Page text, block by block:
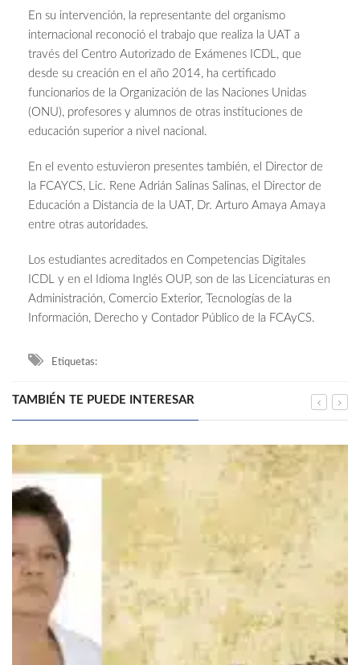
En su intervención, la representante del organismo
internacional reconoció el trabajo que realiza la UAT a
través del Centro Autorizado de Exámenes ICDL, que
desde su creación en el año 2014, ha certificado
funcionarios de la Organización de las Naciones Unidas
(ONU), profesores y alumnos de otras instituciones de
educación superior a nivel nacional.
En el evento estuvieron presentes también, el Director de
la FCAYCS, Lic. Rene Adrián Salinas Salinas, el Director de
Educación a Distancia de la UAT, Dr. Arturo Amaya Amaya
entre otras autoridades.
Los estudiantes acreditados en Competencias Digitales
ICDL y en el Idioma Inglés OUP, son de las Licenciaturas en
Administración, Comercio Exterior, Tecnologías de la
Información, Derecho y Contador Público de la FCAyCS.
Etiquetas:
TAMBIÉN TE PUEDE INTERESAR